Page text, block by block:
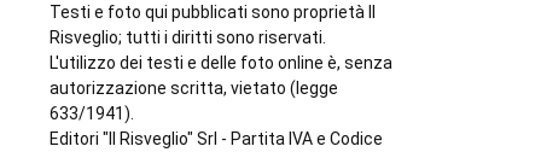
Testi e foto qui pubblicati sono proprietà Il
Risveglio; tutti i diritti sono riservati.
L'utilizzo dei testi e delle foto online è, senza
autorizzazione scritta, vietato (legge
633/1941).
Editori "Il Risveglio" Srl - Partita IVA e Codice